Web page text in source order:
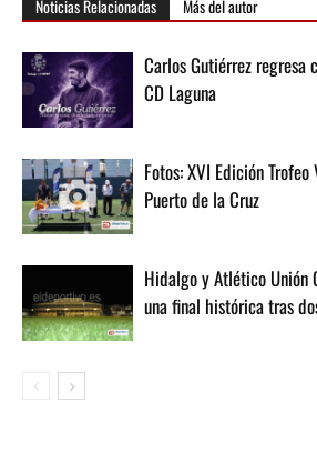
Noticias Relacionadas Más del autor
Carlos Gutiérrez regresa
CD Laguna
Fotos: XVI Edición
Puerto de la Cruz
Hidalgo y Atlético Unión
una final histórica tras